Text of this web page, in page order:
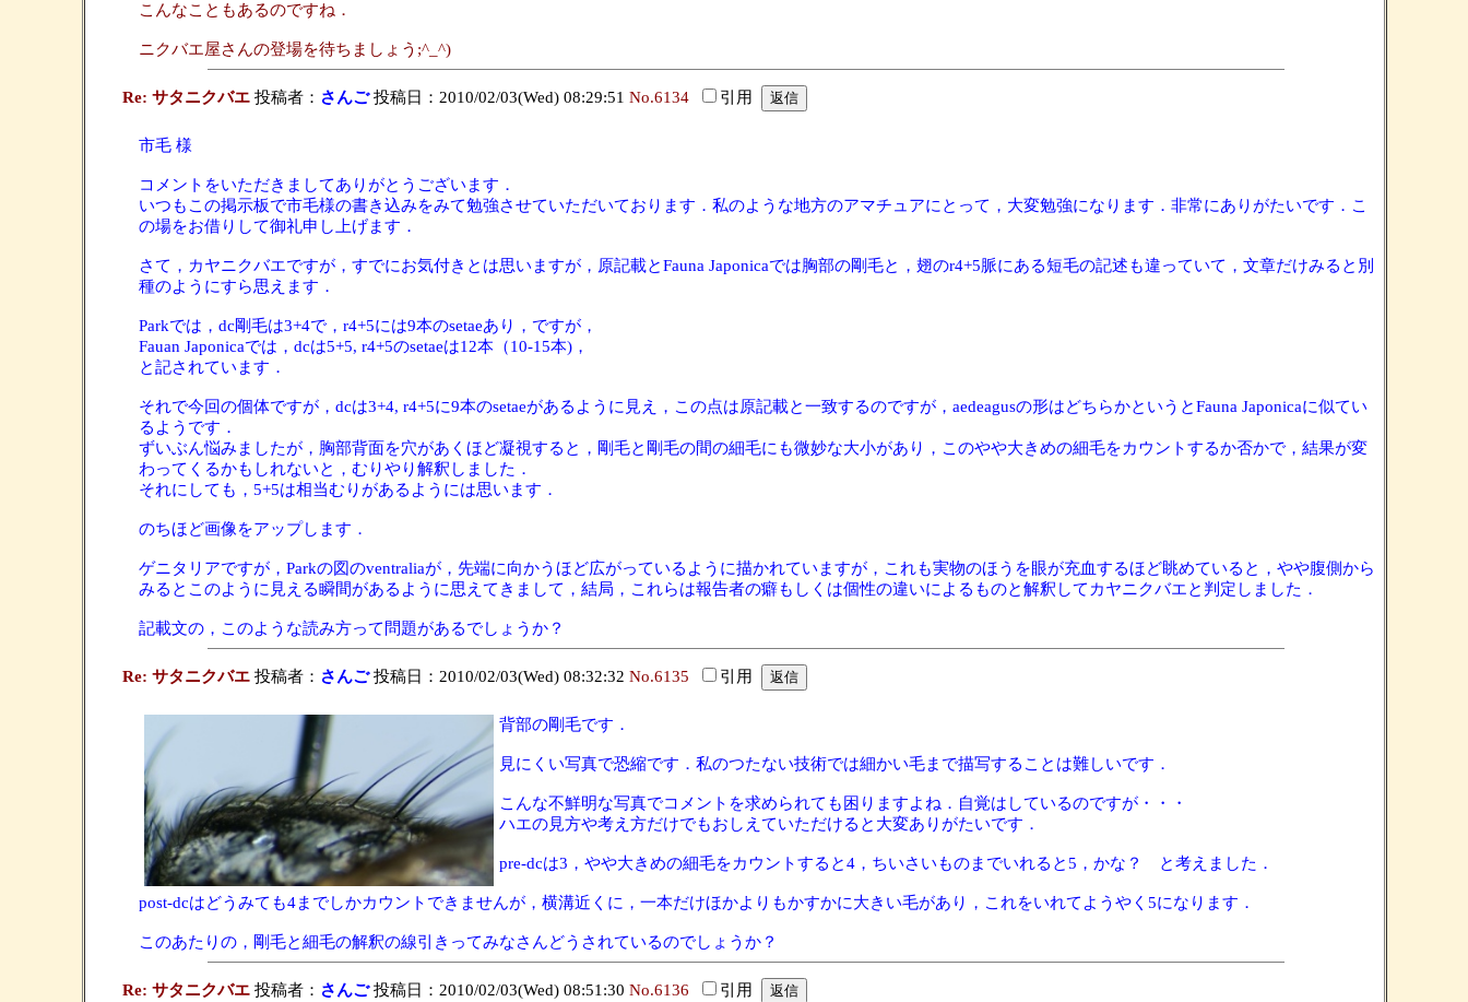
こんなこともあるのですね．
ニクバエ屋さんの登場を待ちましょう;^_^)
Re: サタニクバエ投稿者： さんご 投稿日：2010/02/03(Wed) 08:29:51 No.6134 引用
市毛 様
コメントをいただきましてありがとうございます．
いつもこの掲示板で市毛様の書き込みをみて勉強させていただいております．私のような地方のアマチュアにとって，大変勉強になります．非常にありがたいです．こ
の場をお借りして御礼申し上げます．
さて，カヤニクバエですが，すでにお気付きとは思いますが，原記載とFauna Japonicaでは胸部の剛毛と，翅のr4+5脈にある短毛の記述も違っていて，文章だけみると別
種のようにすら思えます．
Parkでは，dc剛毛は3+4で，r4+5には9本のsetaeあり，ですが，
Fauan Japonicaでは，dcは5+5, r4+5のsetaeは12本（10-15本)，
と記されています．
それで今回の個体ですが，dcは3+4, r4+5に9本のsetaeがあるように見え，この点は原記載と一致するのですが，aedeagusの形はどちらかというとFauna Japonicaに似てい
るようです．
ずいぶん悩みましたが，胸部背面を穴があくほど凝視すると，剛毛と剛毛の間の細毛にも微妙な大小があり，このやや大きめの細毛をカウントするか否かで，結果が変
わってくるかもしれないと，むりやり解釈しました．
それにしても，5+5は相当むりがあるようには思います．
のちほど画像をアップします．
ゲニタリアですが，Parkの図のventraliaが，先端に向かうほど広がっているように描かれていますが，これも実物のほうを眼が充血するほど眺めていると，やや腹側から
みるとこのように見える瞬間があるように思えてきまして，結局，これらは報告者の癖もしくは個性の違いによるものと解釈してカヤニクバエと判定しました．
記載文の，このような読み方って問題があるでしょうか？
Re: サタニクバエ投稿者： さんご 投稿日：2010/02/03(Wed) 08:32:32 No.6135 引用
背部の剛毛です．
見にくい写真で恐縮です．私のつたない技術では細かい毛まで描写することは難しいです．
こんな不鮮明な写真でコメントを求められても困りますよね．自覚はしているのですが・・・
ハエの見方や考え方だけでもおしえていただけると大変ありがたいです．
pre-dcは3，やや大きめの細毛をカウントすると4，ちいさいものまでいれると5，かな？ と考えました．
post-dcはどうみても4までしかカウントできませんが，横溝近くに，一本だけほかよりもかすかに大きい毛があり，これをいれてようやく5になります．
このあたりの，剛毛と細毛の解釈の線引きってみなさんどうされているのでしょうか？
Re: サタニクバエ投稿者： さんご 投稿日：2010/02/03(Wed) 08:51:30 No.6136 引用